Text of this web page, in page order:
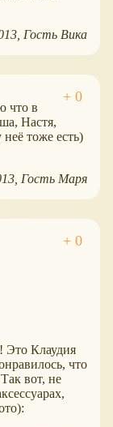
Гость Вика
что в
Настя,
тоже есть)
Гость Маря
Это Клаудия
что
вот, не